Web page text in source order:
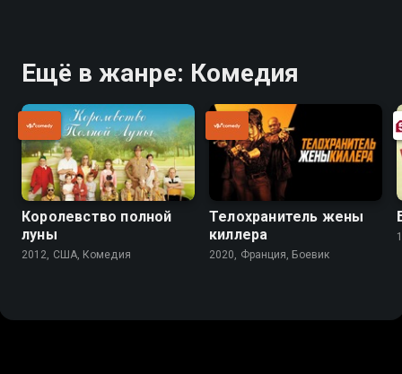
Ещё в жанре: Комедия
Королевство полной
луны
2012, США, Комедия
Телохранитель жены
киллера
2020, Франция, Боевик